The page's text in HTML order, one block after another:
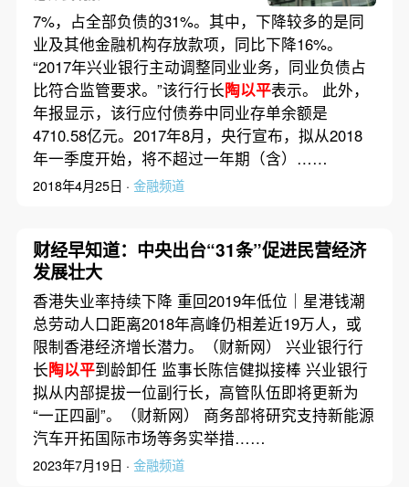
7%，占全部负债的31%。其中，下降较多的是同
业及其他金融机构存放款项，同比下降16%。
“2017年兴业银行主动调整同业业务，同业负债占
比符合监管要求。”该行行长陶以平表示。 此外，
年报显示，该行应付债券中同业存单余额是
4710.58亿元。2017年8月，央行宣布，拟从2018
年一季度开始，将不超过一年期（含）……
2018年4月25日 · 金融频道
财经早知道：中央出台“31条”促进民营经济
发展壮大
香港失业率持续下降 重回2019年低位｜星港钱潮
总劳动人口距离2018年高峰仍相差近19万人，或
限制香港经济增长潜力。（财新网） 兴业银行行
长陶以平到龄卸任 监事长陈信健拟接棒 兴业银行
拟从内部提拔一位副行长，高管队伍即将更新为
“一正四副”。（财新网） 商务部将研究支持新能源
汽车开拓国际市场等务实举措……
2023年7月19日 · 金融频道